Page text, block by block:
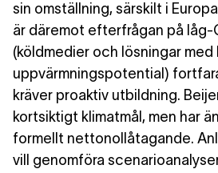
sin omställning, särskilt i
är däremot efterfrågan på låg-
(köldmedier och lösningar med
uppvärmningspotential)
kräver proaktiv utbildning.
kortsiktigt klimatmål, men har
formellt nettonollåtagande.
vill genomföra